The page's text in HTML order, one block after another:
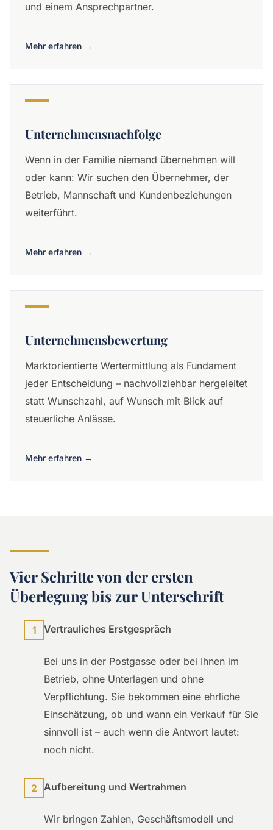
und einem Ansprechpartner.
Mehr erfahren →
Unternehmensnachfolge
Wenn in der Familie niemand übernehmen will
oder kann: Wir suchen den Übernehmer, der
Betrieb, Mannschaft und Kundenbeziehungen
weiterführt.
Mehr erfahren →
Unternehmensbewertung
Marktorientierte Wertermittlung als Fundament
jeder Entscheidung – nachvollziehbar hergeleitet
statt Wunschzahl, auf Wunsch mit Blick auf
steuerliche Anlässe.
Mehr erfahren →
Vier Schritte von der ersten
Überlegung bis zur Unterschrift
1 Vertrauliches Erstgespräch
Bei uns in der Postgasse oder bei Ihnen im
Betrieb, ohne Unterlagen und ohne
Verpflichtung. Sie bekommen eine ehrliche
Einschätzung, ob und wann ein Verkauf für Sie
sinnvoll ist – auch wenn die Antwort lautet:
noch nicht.
2 Aufbereitung und Wertrahmen
Wir bringen Zahlen, Geschäftsmodell und